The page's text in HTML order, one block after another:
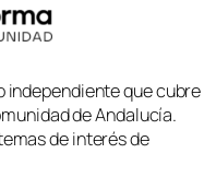
independiente que cubre
de Andalucía.
de interés de